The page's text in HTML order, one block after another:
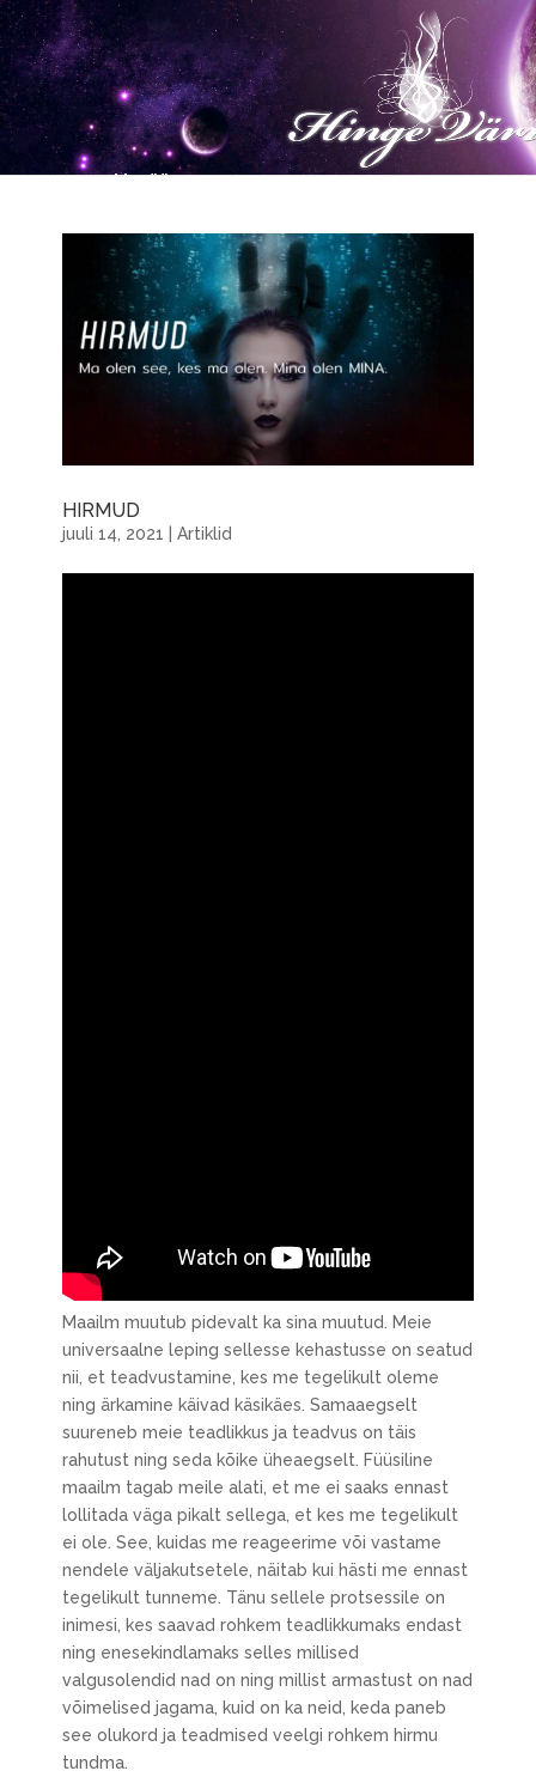
HIRMUD
juuli 14, 2021 | Artiklid
Maailm muutub pidevalt ka sina muutud. Meie
universaalne leping sellesse kehastusse on seatud
nii, et teadvustamine, kes me tegelikult oleme
ning ärkamine käivad käsikäes. Samaaegselt
suureneb meie teadlikkus ja teadvus on täis
rahutust ning seda kõike üheaegselt. Füüsiline
maailm tagab meile alati, et me ei saaks ennast
lollitada väga pikalt sellega, et kes me tegelikult
ei ole. See, kuidas me reageerime või vastame
nendele väljakutsetele, näitab kui hästi me ennast
tegelikult tunneme. Tänu sellele protsessile on
inimesi, kes saavad rohkem teadlikkumaks endast
ning enesekindlamaks selles millised
valgusolendid nad on ning millist armastust on nad
võimelised jagama, kuid on ka neid, keda paneb
see olukord ja teadmised veelgi rohkem hirmu
tundma.